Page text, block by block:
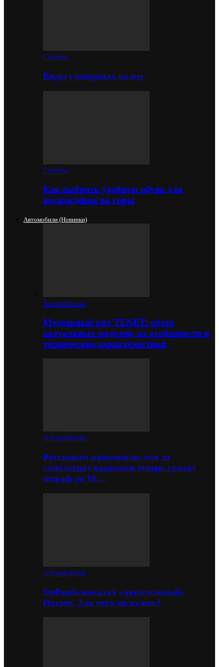
Советы
Виды стопорных колец
Советы
Как выбрать удобную обувь для
восхождения на горы
Автомобили (новинки)
Автомобили
Модельный ряд TENET: обзор
актуальных моделей, их особенности и
технические характеристики
Автомобили
Россиянам напомнили, что за
самозахват парковки теперь грозит
штраф до 10…
Автомобили
Stellantis показал «двухголовый»
Ducato. Для чего он нужен?